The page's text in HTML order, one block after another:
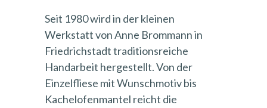
Seit 1980 wird in der kleinen
Werkstatt von Anne Brommann in
Friedrichstadt traditionsreiche
Handarbeit hergestellt. Von der
Einzelfliese mit Wunschmotiv bis
Kachelofenmantel reicht die